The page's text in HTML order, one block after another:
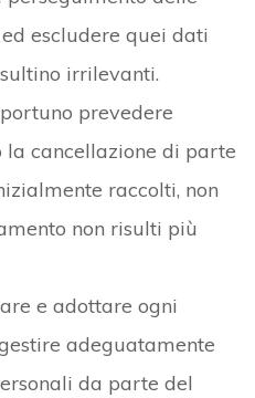
escludere quei dati
irrilevanti.
prevedere
la cancellazione di parte
raccolti, non
non risulti più
e adottare ogni
adeguatamente
da parte del